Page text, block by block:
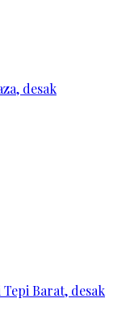
desak
Barat, desak